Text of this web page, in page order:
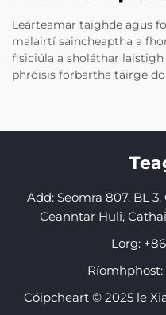
Leárteamar taighde agus
malairtí saincheaptha a
fisiciúla a sholáthar
phróisis forbartha táirge
Add: Seomra 807, BL
Ceanntar Huli,
Lorg:
Ríomhphost:
Cóipcheart © 2025 le